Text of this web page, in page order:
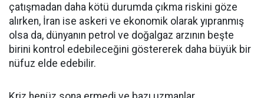
çatışmadan daha kötü durumda çıkma riskini göze
alırken, İran ise askeri ve ekonomik olarak yıpranmış
olsa da, dünyanın petrol ve doğalgaz arzının beşte
birini kontrol edebileceğini göstererek daha büyük bir
nüfuz elde edebilir.